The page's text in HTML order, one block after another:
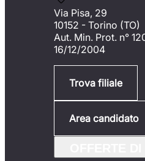
Via Pisa, 29
10152 - Torino (TO)
Aut. Min. Prot. n°
16/12/2004
Trova filiale
Area candidato